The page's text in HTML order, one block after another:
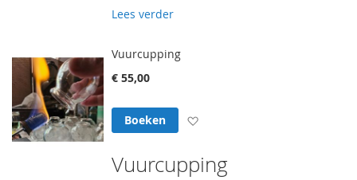
Lees verder
Vuurcupping
€ 55,00
Boeken
Vuurcupping